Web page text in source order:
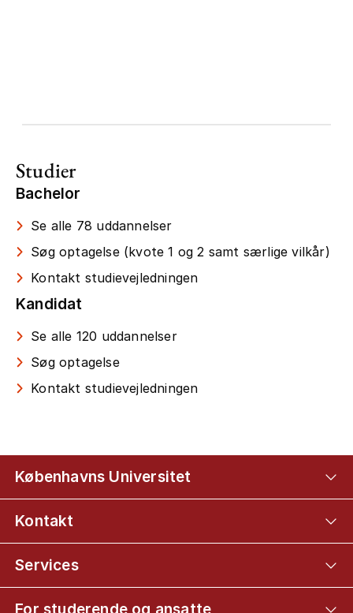
Studier
Bachelor
Se alle 78 uddannelser
Søg optagelse (kvote 1 og 2 samt særlige vilkår)
Kontakt studievejledningen
Kandidat
Se alle 120 uddannelser
Søg optagelse
Kontakt studievejledningen
Københavns Universitet
Kontakt
Services